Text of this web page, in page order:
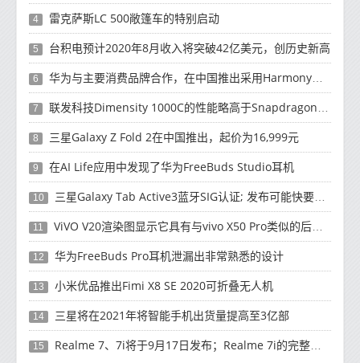
4 雷克萨斯LC 500敞篷车的特别启动
5 台积电预计2020年8月收入将突破42亿美元，创历史新高
6 华为与主要消费品牌合作，在中国推出采用HarmonyOS 2.0的智能家居产品
7 联发科技Dimensity 1000C的性能略高于Snapdragon 765G
8 三星Galaxy Z Fold 2在中国推出，起价为16,999元
9 在AI Life应用中发现了华为FreeBuds Studio耳机
10 三星Galaxy Tab Active3蓝牙SIG认证; 发布可能快要结束了
11 ViVO V20渲染图显示它具有与vivo X50 Pro类似的后部设计
12 华为FreeBuds Pro耳机泄漏出非常熟悉的设计
13 小米优品推出Fimi X8 SE 2020可折叠无人机
14 三星将在2021年将智能手机出货量提高至3亿部
15 Realme 7、7i将于9月17日发布；Realme 7i的完整规格并导致泄漏